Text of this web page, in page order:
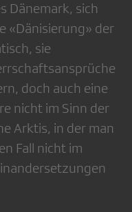
Dänemark, sich
«Dänisierung» der
sie
doch auch eine
nicht im Sinn der
Arktis, in der man
Fall nicht im